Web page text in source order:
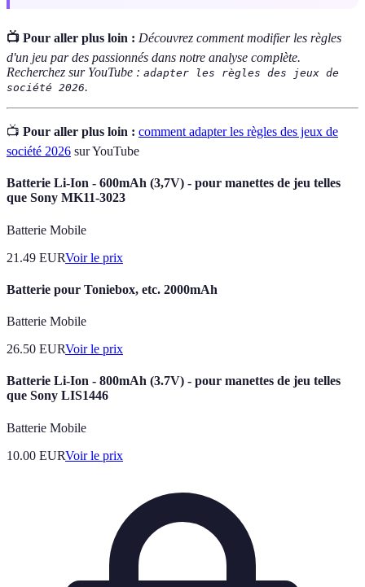
📺 Pour aller plus loin : Découvrez comment modifier les règles
d'un jeu par des passionnés dans notre analyse complète.
Recherchez sur YouTube : adapter les règles des jeux de
société 2026.
📺 Pour aller plus loin : comment adapter les règles des jeux de
société 2026 sur YouTube
Batterie Li-Ion - 600mAh (3,7V) - pour manettes de jeu telles
que Sony MK11-3023
Batterie Mobile
21.49 EURVoir le prix
Batterie pour Toniebox, etc. 2000mAh
Batterie Mobile
26.50 EURVoir le prix
Batterie Li-Ion - 800mAh (3.7V) - pour manettes de jeu telles
que Sony LIS1446
Batterie Mobile
10.00 EURVoir le prix